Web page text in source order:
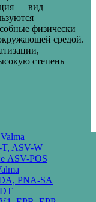
— вид
физически
средой.
степень
ASV-W
ASV-POS
PNA-SA